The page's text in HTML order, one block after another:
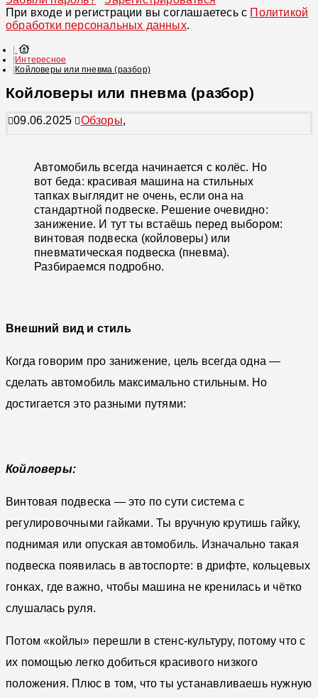
При входе и регистрации вы соглашаетесь с Политикой
обработки персональных данных.
Интересное
Койловеры или пневма (разбор)
Койловеры или пневма (разбор)
09.06.2025 Обзоры,
Автомобиль всегда начинается с колёс. Но
вот беда: красивая машина на стильных
тапках выглядит не очень, если она на
стандартной подвеске. Решение очевидно:
занижение. И тут ты встаёшь перед выбором:
винтовая подвеска (койловеры) или
пневматическая подвеска (пневма).
Разбираемся подробно.
Внешний вид и стиль
Когда говорим про занижение, цель всегда одна —
сделать автомобиль максимально стильным. Но
достигается это разными путями:
Койловеры:
Винтовая подвеска — это по сути система с
регулировочными гайками. Ты вручную крутишь гайку,
поднимая или опуская автомобиль. Изначально такая
подвеска появилась в автоспорте: в дрифте, кольцевых
гонках, где важно, чтобы машина не кренилась и чётко
слушалась руля.
Потом «койлы» перешли в стенс-культуру, потому что с
их помощью легко добиться красивого низкого
положения. Плюс в том, что ты устанавливаешь нужную